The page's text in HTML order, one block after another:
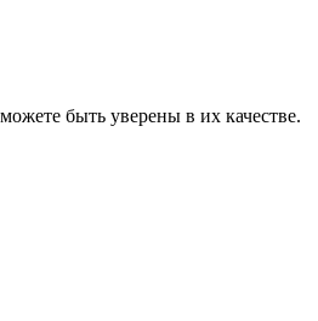
быть уверены в их качестве.